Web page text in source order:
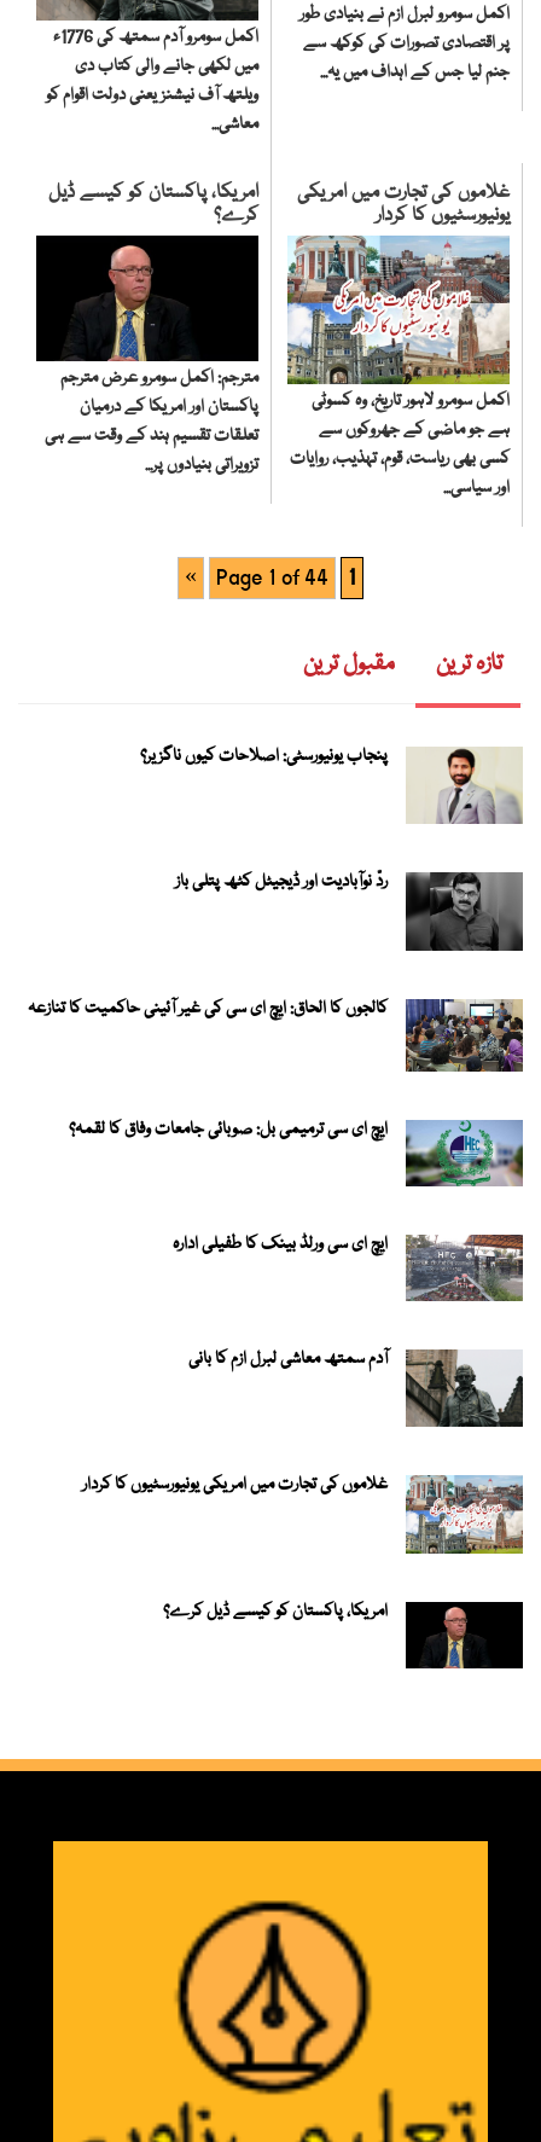
اکمل سومرو لبرل ازم نے بنیادی طور
پر اقتصادی تصورات کی کوکھ سے
جنم لیا جس کے اہداف میں یہ...
اکمل سومرو آدم سمتھ کی 1776ء
میں لکھی جانے والی کتاب دی
ویلتھ آف نیشنز یعنی دولت اقوام کو
معاشی...
غلاموں کی تجارت میں امریکی
یونیورسٹیوں کا کردار
اکمل سومرو لاہور تاریخ، وہ کسوٹی
ہے جو ماضی کے جھروکوں سے
کسی بھی ریاست، قوم، تہذیب، روایات
اور سیاسی...
امریکا، پاکستان کو کیسے ڈیل
کرے؟
مترجم: اکمل سومرو عرض مترجم
پاکستان اور امریکا کے درمیان
تعلقات تقسیم ہند کے وقت سے ہی
تزویراتی بنیادوں پر...
Page 1 of 44 1
»
تازہ ترین مقبول ترین
پنجاب یونیورسٹی: اصلاحات کیوں ناگزیر؟
ردّ نوآبادیت اور ڈیجیٹل کٹھ پتلی باز
کالجوں کا الحاق: ایچ ای سی کی غیر آئینی حاکمیت کا تنازعہ
ایچ ای سی ترمیمی بل: صوبائی جامعات وفاق کا لقمہ؟
ایچ ای سی ورلڈ بینک کا طفیلی ادارہ
آدم سمتھ معاشی لبرل ازم کا بانی
غلاموں کی تجارت میں امریکی یونیورسٹیوں کا کردار
امریکا، پاکستان کو کیسے ڈیل کرے؟